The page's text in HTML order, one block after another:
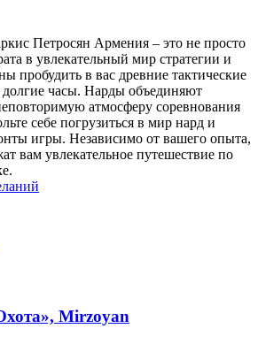
Петросян Армения – это не просто
в увлекательный мир стратегии и
пробудить в вас древние тактические
долгие часы. Нарды объединяют
атмосферу соревнования
себе погрузиться в мир нард и
игры. Независимо от вашего опыта,
вам увлекательное путешествие по
Mirzoyan